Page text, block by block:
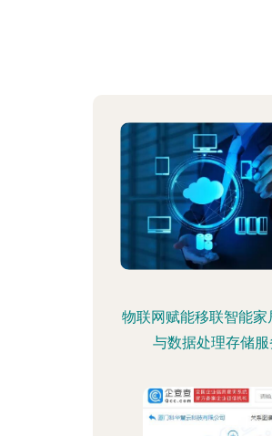
物联网赋能移联智能家
与数据处理存储